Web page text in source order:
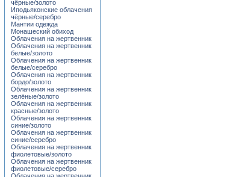
чёрные/золото
Иподьяконские облачения
чёрные/серебро
Мантии одежда
Монашеский обиход
Облачения на жертвенник
Облачения на жертвенник
белые/золото
Облачения на жертвенник
белые/серебро
Облачения на жертвенник
бордо/золото
Облачения на жертвенник
зелёные/золото
Облачения на жертвенник
красные/золото
Облачения на жертвенник
синие/золото
Облачения на жертвенник
синие/серебро
Облачения на жертвенник
фиолетовые/золото
Облачения на жертвенник
фиолетовые/серебро